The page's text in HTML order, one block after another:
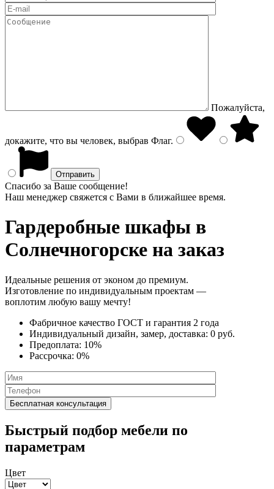
Пожалуйста,
докажите, что вы человек, выбрав Флаг.
Спасибо за Ваше сообщение!
Наш менеджер свяжется с Вами в ближайшее время.
Гардеробные шкафы в
Солнечногорске на заказ
Идеальные решения от эконом до премиум.
Изготовление по индивидуальным проектам —
воплотим любую вашу мечту!
Фабричное качество ГОСТ и гарантия 2 года
Индивидуальный дизайн, замер, доставка: 0 руб.
Предоплата: 10%
Рассрочка: 0%
Быстрый подбор мебели по
параметрам
Цвет